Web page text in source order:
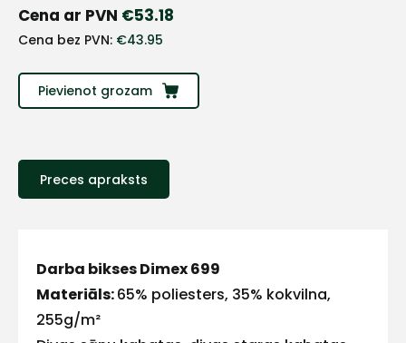
Cena ar PVN €53.18
Cena bez PVN: €43.95
Pievienot grozam
Preces apraksts
Darba bikses Dimex 699
Materiāls:65% poliesters, 35% kokvilna,
255g/m²
E-pasts